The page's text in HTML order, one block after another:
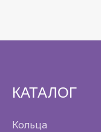
КАТАЛОГ
Кольца